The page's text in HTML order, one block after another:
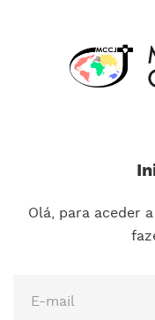
Olá, para aceder